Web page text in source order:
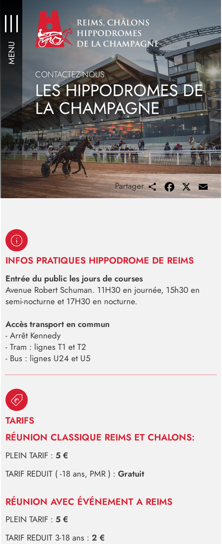
au
principal
MENU
CONTACTEZ-NOUS
LES HIPPODROMES DE
LA CHAMPAGNE
Partager ShareFacebook
X
INFOS PRATIQUES HIPPODROME DE REIMS
Entrée du public les jours de courses
Avenue Robert Schuman. 11H30 en journée, 15h30 en
semi-nocturne et 17H30 en nocturne.
Accès transport en commun
- Arrêt Kennedy
- Tram : lignes T1 et T2
- Bus : lignes U24 et U5
TARIFS
RÉUNION CLASSIQUE REIMS ET CHALONS:
PLEIN TARIF :5 €
TARIF REDUIT ( -18 ans, PMR ) :Gratuit
RÉUNION AVEC ÉVÉNEMENT A REIMS
PLEIN TARIF :5 €
TARIF REDUIT 3-18 ans :2 €